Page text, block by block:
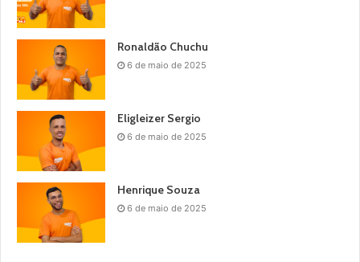
Ronaldão Chuchu
6 de maio de 2025
Eligleizer Sergio
6 de maio de 2025
Henrique Souza
6 de maio de 2025